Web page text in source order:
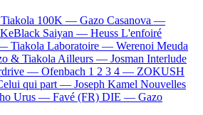
100K — Gazo Casanova —
KeBlack Saiyan — Heuss L'enfoiré
Tiakola Laboratoire — Werenoi Meuda
& Tiakola Ailleurs — Josman Interlude
— Ofenbach 1 2 3 4 — ZOKUSH
qui part — Joseph Kamel Nouvelles
Urus — Favé (FR) DIE — Gazo